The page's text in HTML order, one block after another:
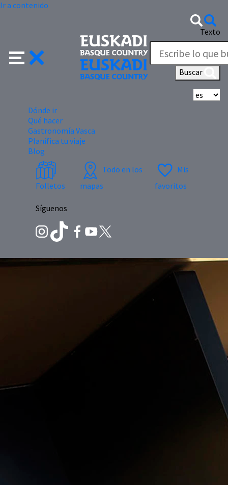
Ir a contenido
Texto
Buscar
Dónde ir
Qué hacer
Gastronomía Vasca
Planifica tu viaje
Blog
Folletos
Todo en los
mapas
Mis
favoritos
Síguenos